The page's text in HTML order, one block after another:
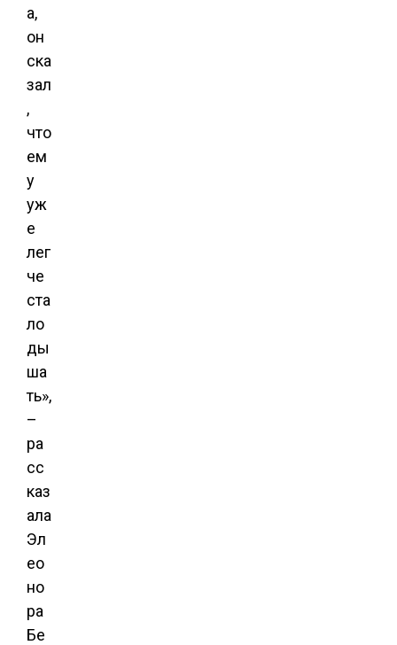
а,
он
ска
зал
,
что
ем
у
уж
е
лег
че
ста
ло
ды
ша
ть»,
–
ра
сс
каз
ала
Эл
ео
но
ра
Бе